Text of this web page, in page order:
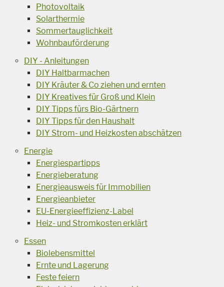
Photovoltaik
Solarthermie
Sommertauglichkeit
Wohnbauförderung
DIY - Anleitungen
DIY Haltbarmachen
DIY Kräuter & Co ziehen und ernten
DIY Kreatives für Groß und Klein
DIY Tipps fürs Bio-Gärtnern
DIY Tipps für den Haushalt
DIY Strom- und Heizkosten abschätzen
Energie
Energiespartipps
Energieberatung
Energieausweis für Immobilien
Energieanbieter
EU-Energieeffizienz-Label
Heiz- und Stromkosten erklärt
Essen
Biolebensmittel
Ernte und Lagerung
Feste feiern